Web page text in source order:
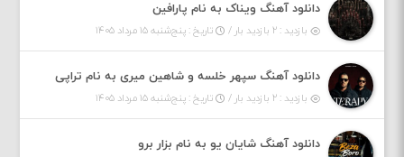
دانلود آهنگ ویناک به نام پارافین
بازدید : ۲ بازدید بار / تاریخ : پنج‌شنبه ۱۵ مرداد ۱۴۰۵
دانلود آهنگ سپهر خلسه و شاهین میری به نام تراپی
بازدید : ۲ بازدید بار / تاریخ : پنج‌شنبه ۱۵ مرداد ۱۴۰۵
دانلود آهنگ شایان یو به نام بزار برو